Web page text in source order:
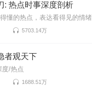
: 热点时事深度剖析
懂的热点，表达看得见的情绪
5703.14万
者观天下
度/热点
1688.51万